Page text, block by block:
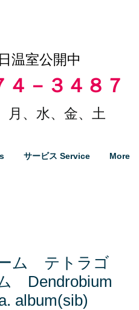
温室公開中
４－３４８７
、水、金、土
サービス Service More
ム テトラゴ
Dendrobium
album(sib)